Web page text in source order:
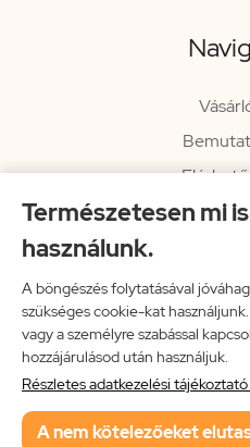
Természetesen mi
használunk.
A böngészés folytatásával
szükséges cookie-kat
vagy a személyre szabással
hozzájárulásod után használjuk.
Részletes adatkezelési
A nem kötelezőeket
Vissza a
Neon Music